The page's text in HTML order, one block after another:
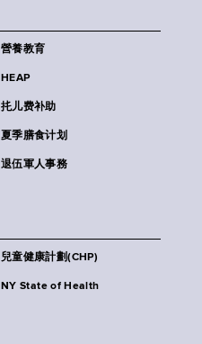
營養教育
HEAP
扥儿费补助
夏季膳食计划
退伍軍人事務
兒童健康計劃(CHP)
NY State of Health